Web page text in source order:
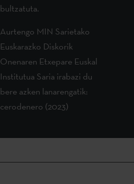
bultzatuta.
Aurtengo MIN Sarietako
Euskarazko Diskorik
Onenaren Etxepare Euskal
Institutua Saria irabazi du
bere azken lanarengatik:
cerodenero (2023)